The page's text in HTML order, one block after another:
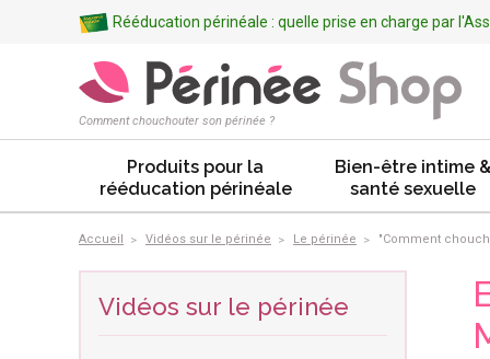
Rééducation périnéale : quelle prise en charge par
Comment chouchouter son périnée ?
Produits pour la
rééducation périnéale
Bien-être intime &
santé sexuelle
Accueil Vidéos sur le périnée Le périnée "Comment
Vidéos sur le périnée